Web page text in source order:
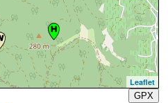
Leaflet
GPX